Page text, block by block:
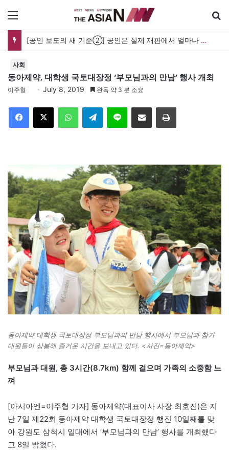
[공인 보도의 새 기준②] 공인은 실제 재판에서 얼마나 보호받나…명예훼손과 사생활 보도의 경계
사회
동아제약, 대학생 국토대장정 ‘부모님과의 만남’ 행사 개최
이주형 July 8, 2019 완독 약 3 분 소요
Telegram 이메일
동아제약 대학생 국토대장정 부모님과의 만남 행사에서 부모님과 참가
대원들이 상봉해 즐거운 시간을 보내고 있다. <사진=동아제약>
부모님과 대원, 총 3시간(8.7km) 함께 걸으며 가족의 소중함 느
껴
[아시아엔=이주형 기자] 동아제약(대표이사 사장 최호진)은 지
난 7일 제22회 동아제약 대학생 국토대장정 행진 10일째를 맞
아 강원도 삼척시 일대에서 ‘부모님과의 만남’ 행사를 개최했다
고 8일 밝혔다.